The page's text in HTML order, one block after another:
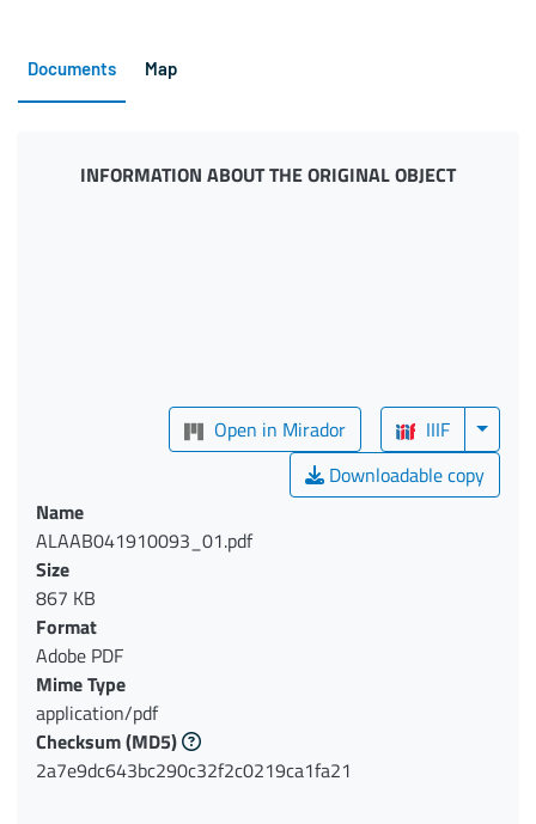
Documents Map
INFORMATION ABOUT THE ORIGINAL OBJECT
Open in Mirador
IIIF
Downloadable copy
Name
ALAAB041910093_01.pdf
Size
867 KB
Format
Adobe PDF
Mime Type
application/pdf
Checksum(MD5)
2a7e9dc643bc290c32f2c0219ca1fa21